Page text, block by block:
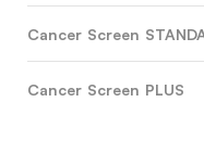
Cancer Screen
Cancer Screen PLUS